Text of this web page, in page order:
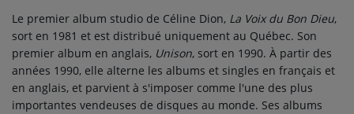
Le premier album studio de Céline Dion, La Voix du Bon Dieu,
sort en 1981 et est distribué uniquement au Québec. Son
premier album en anglais, Unison, sort en 1990. À partir des
années 1990, elle alterne les albums et singles en français et
en anglais, et parvient à s'imposer comme l'une des plus
importantes vendeuses de disques au monde. Ses albums